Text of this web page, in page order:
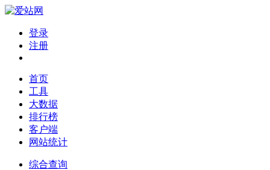
登录
注册
首页
工具
大数据
排行榜
客户端
网站统计
综合查询